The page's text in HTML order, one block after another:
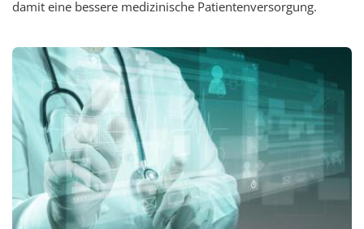
damit eine bessere medizinische Patientenversorgung.